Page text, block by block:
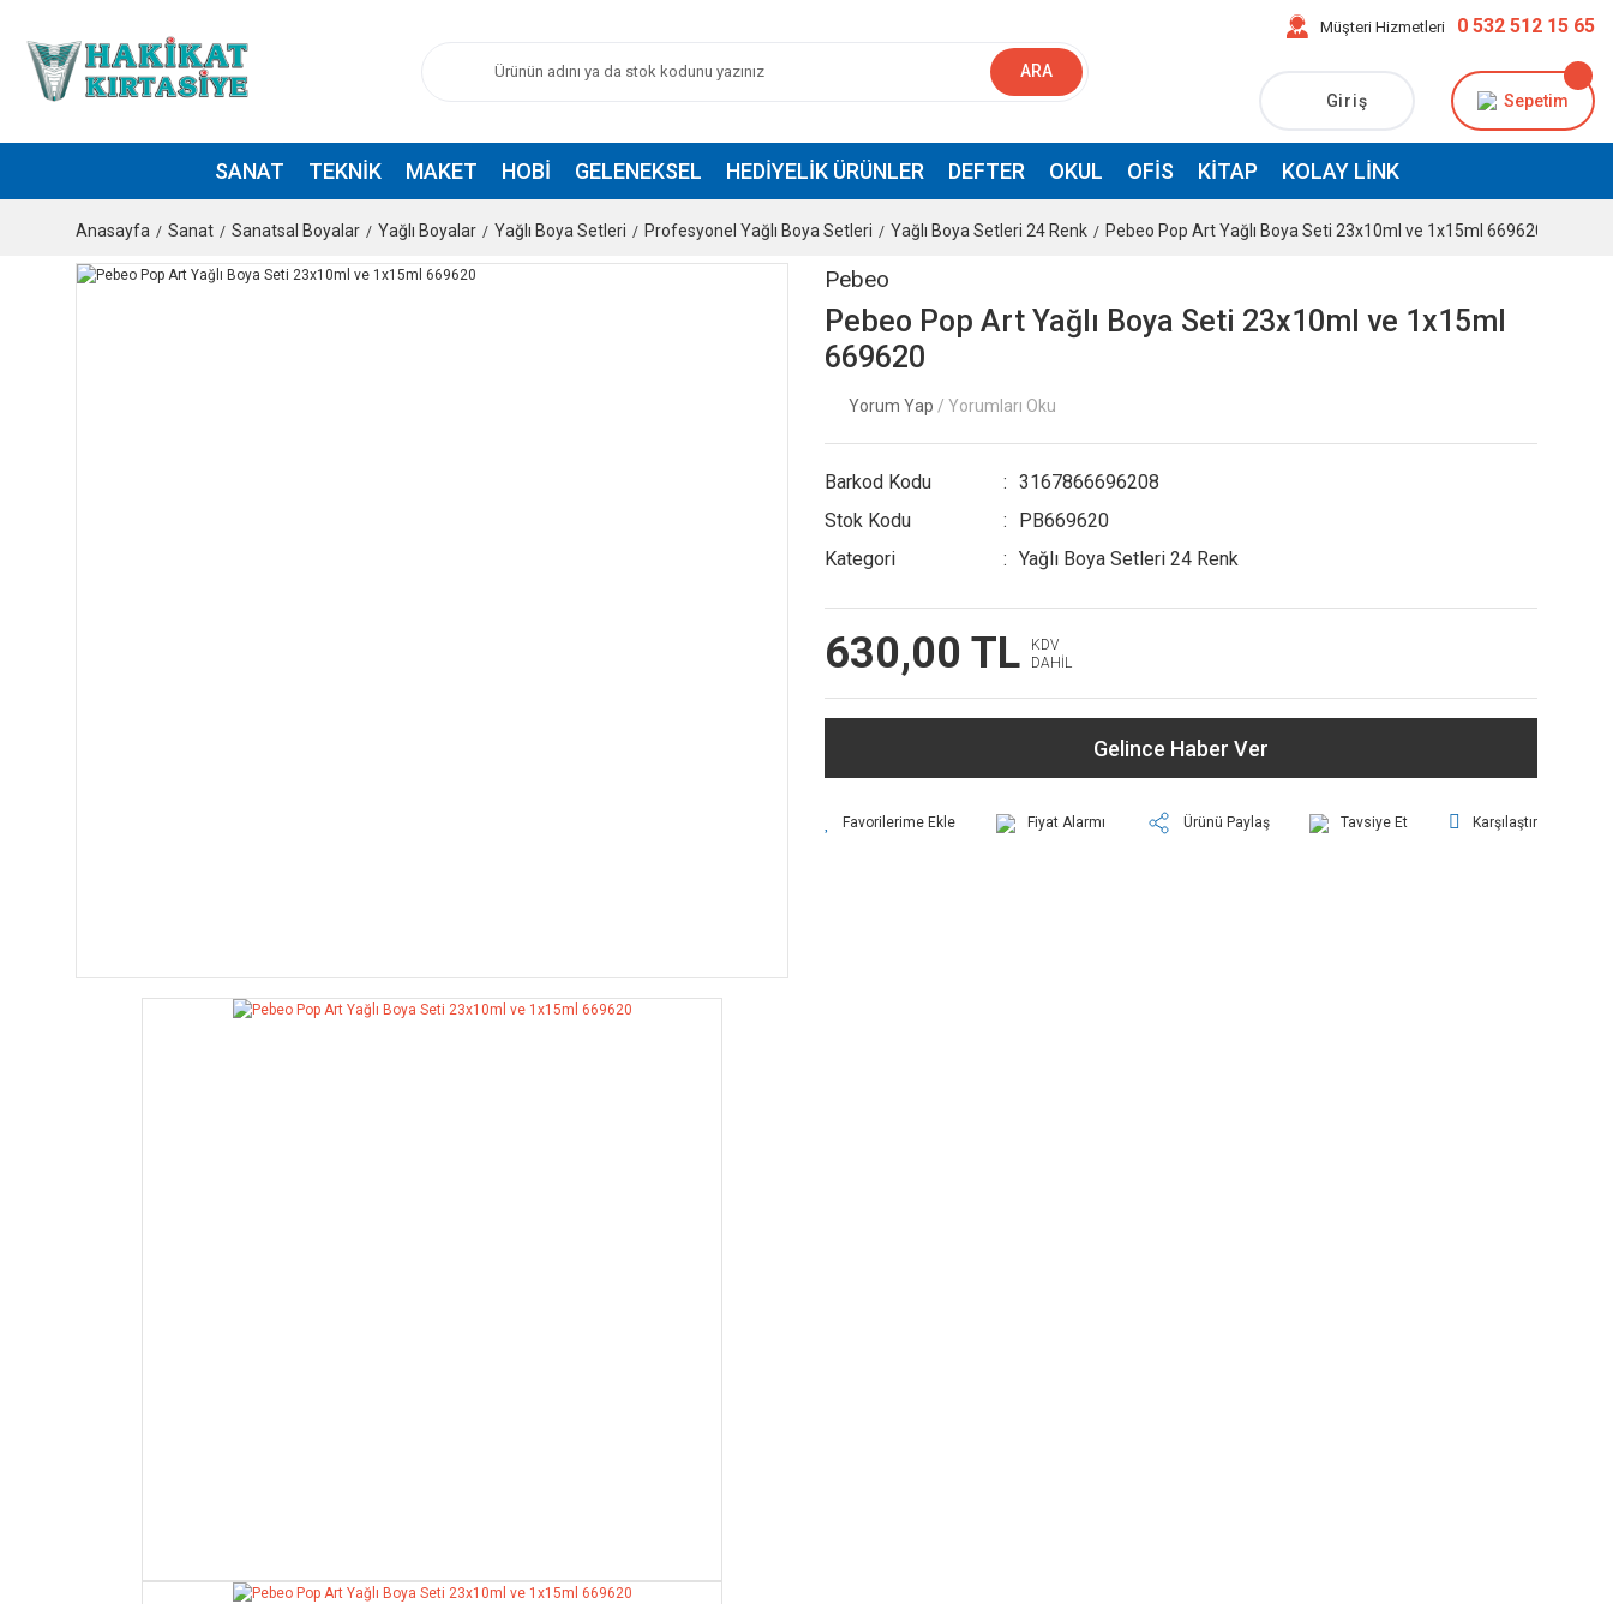
ARA
Müşteri Hizmetleri 0 532 512 15 65
Giriş Sepetim
SANAT TEKNIK MAKET HOBI GELENEKSEL HEDIYELIK ÜRÜNLER DEFTER OKUL OFIS KITAP KOLAY LINK
Anasayfa Sanat Sanatsal Boyalar Yağlı Boyalar Yağlı Boya Setleri Profesyonel Yağlı Boya Setleri Yağlı Boya Setleri 24 Renk Pebeo Pop Art Yağlı Boya Seti 23x10ml ve 1x15ml 669620
Pebeo
Pebeo Pop Art Yağlı Boya Seti 23x10ml ve 1x15ml
669620
Yorum Yap / Yorumları Oku
Barkod Kodu
3167866696208
Stok Kodu
PB669620
Kategori
Yağlı Boya Setleri 24 Renk
630,00 TL
KDV
DAHİL
Gelince Haber Ver
Fiyat Alarmı Ürünü Paylaş Tavsiye Et Karşılaştır